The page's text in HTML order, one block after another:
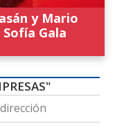
y Mario
Gala